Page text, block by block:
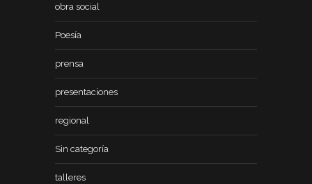
obra social
Poesía
prensa
presentaciones
regional
Sin categoría
talleres